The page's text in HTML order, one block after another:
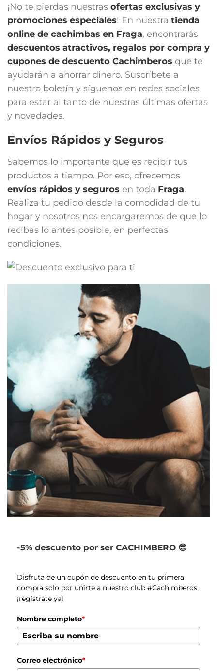
¡No te pierdas nuestras ofertas exclusivas y
promociones especiales! En nuestra tienda
online de cachimbas en Fraga, encontrarás
descuentos atractivos, regalos por compra y
cupones de descuento Cachimberos que te
ayudarán a ahorrar dinero. Suscríbete a
nuestro boletín y síguenos en redes sociales
para estar al tanto de nuestras últimas ofertas
y novedades.
Envíos Rápidos y Seguros
Sabemos lo importante que es recibir tus
productos a tiempo. Por eso, ofrecemos
envíos rápidos y seguros en toda Fraga.
Realiza tu pedido desde la comodidad de tu
hogar y nosotros nos encargaremos de que lo
recibas lo antes posible, en perfectas
condiciones.
-5% descuento por ser CACHIMBERO 😎
Disfruta de un cupón de descuento en tu primera
compra solo por unirte a nuestro club #Cachimberos,
¡regístrate ya!
Nombre completo*
Correo electrónico*